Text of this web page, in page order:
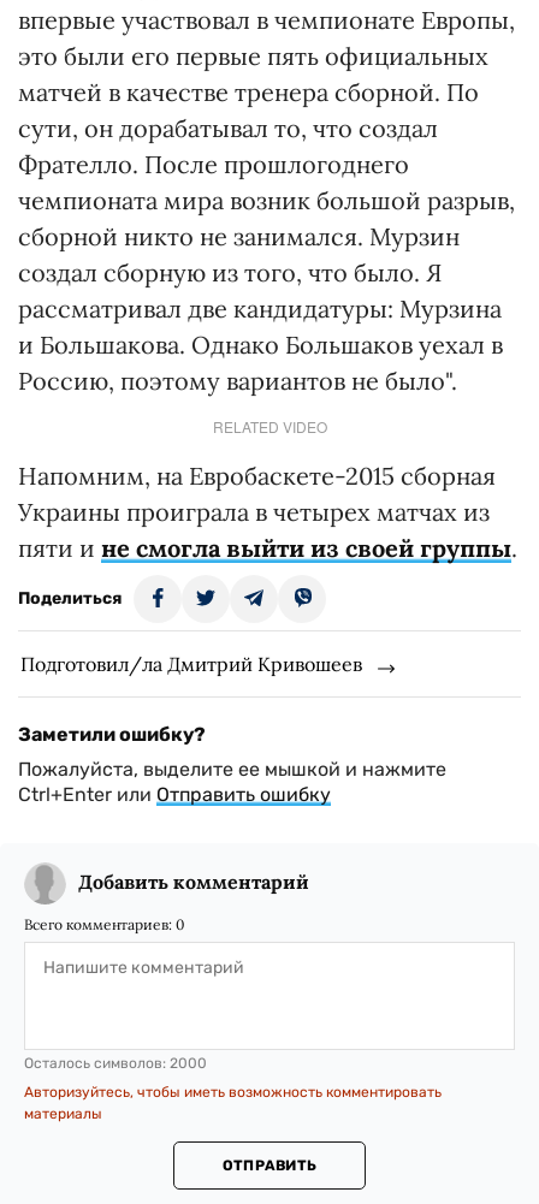
впервые участвовал в чемпионате Европы,
это были его первые пять официальных
матчей в качестве тренера сборной. По
сути, он дорабатывал то, что создал
Фрателло. После прошлогоднего
чемпионата мира возник большой разрыв,
сборной никто не занимался. Мурзин
создал сборную из того, что было. Я
рассматривал две кандидатуры: Мурзина
и Большакова. Однако Большаков уехал в
Россию, поэтому вариантов не было".
RELATED VIDEO
Напомним, на Евробаскете-2015 сборная
Украины проиграла в четырех матчах из
пяти и не смогла выйти из своей группы.
Поделиться
Подготовил/ла Дмитрий Кривошеев
Заметили ошибку?
Пожалуйста, выделите ее мышкой и нажмите
Ctrl+Enter или Отправить ошибку
Добавить комментарий
Всего комментариев: 0
Осталось символов: 2000
Авторизуйтесь, чтобы иметь возможность комментировать
материалы
ОТПРАВИТЬ